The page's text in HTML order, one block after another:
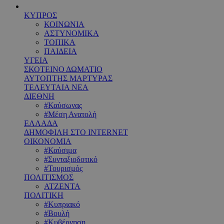
ΚΥΠΡΟΣ
ΚΟΙΝΩΝΙΑ
ΑΣΤΥΝΟΜΙΚΑ
ΤΟΠΙΚΑ
ΠΑΙΔΕΙΑ
ΥΓΕΙΑ
ΣΚΟΤΕΙΝΟ ΔΩΜΑΤΙΟ
ΑΥΤΟΠΤΗΣ ΜΑΡΤΥΡΑΣ
ΤΕΛΕΥΤΑΙΑ ΝΕΑ
ΔΙΕΘΝΗ
#Καύσωνας
#Μέση Ανατολή
ΕΛΛΑΔΑ
ΔΗΜΟΦΙΛΗ ΣΤΟ INTERNET
ΟΙΚΟΝΟΜΙΑ
#Καύσιμα
#Συνταξιοδοτικό
#Τουρισμός
ΠΟΛΙΤΙΣΜΟΣ
ΑΤΖΕΝΤΑ
ΠΟΛΙΤΙΚΗ
#Κυπριακό
#Βουλή